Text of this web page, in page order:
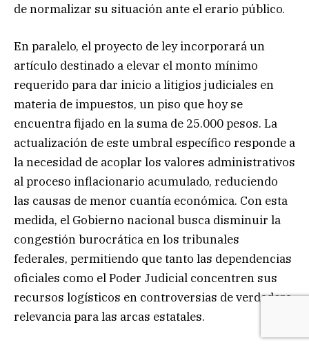
de normalizar su situación ante el erario público.
En paralelo, el proyecto de ley incorporará un
artículo destinado a elevar el monto mínimo
requerido para dar inicio a litigios judiciales en
materia de impuestos, un piso que hoy se
encuentra fijado en la suma de 25.000 pesos. La
actualización de este umbral específico responde a
la necesidad de acoplar los valores administrativos
al proceso inflacionario acumulado, reduciendo
las causas de menor cuantía económica. Con esta
medida, el Gobierno nacional busca disminuir la
congestión burocrática en los tribunales
federales, permitiendo que tanto las dependencias
oficiales como el Poder Judicial concentren sus
recursos logísticos en controversias de verdadera
relevancia para las arcas estatales.